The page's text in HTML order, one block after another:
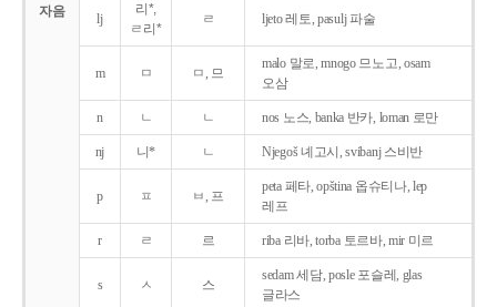
자음 lj
리*,
ㄹ리*
ㄹ ljeto 레토, pasulj 파술
m ㅁ ㅁ, 므
malo 말로, mnogo 므노고, osam
오삼
n ㄴ ㄴ nos 노스, banka 반카, loman 로만
nj 니* ㄴ Njegoš 녜고시, svibanj 스비반
p ㅍ ㅂ, 프
peta 페타, opština 옵슈티나, lep
레프
r ㄹ 르 riba 리바, torba 토르바, mir 미르
s ㅅ 스
sedam 세담, posle 포슬레, glas
글라스